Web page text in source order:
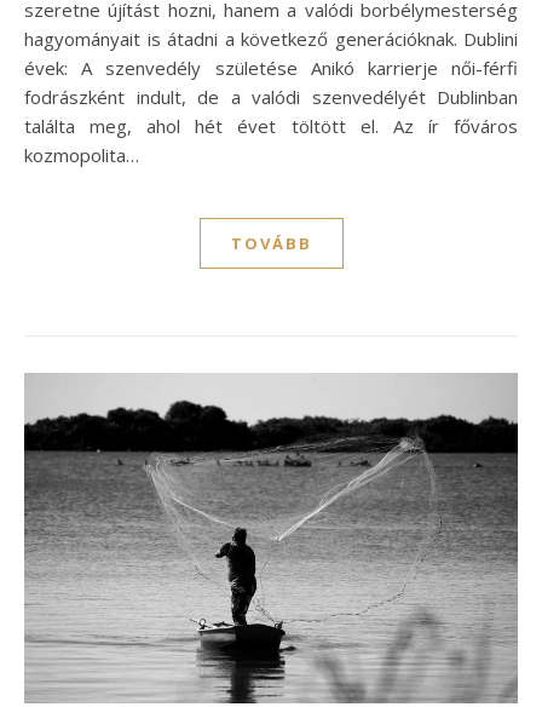
szeretne újítást hozni, hanem a valódi borbélymesterség
hagyományait is átadni a következő generációknak. Dublini
évek: A szenvedély születése Anikó karrierje női-férfi
fodrászként indult, de a valódi szenvedélyét Dublinban
találta meg, ahol hét évet töltött el. Az ír főváros
kozmopolita…
TOVÁBB